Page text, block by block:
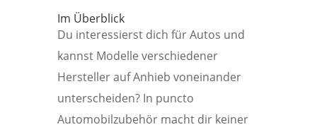
Im Überblick
Du interessierst dich für Autos und
kannst Modelle verschiedener
Hersteller auf Anhieb voneinander
unterscheiden? In puncto
Automobilzubehör macht dir keiner